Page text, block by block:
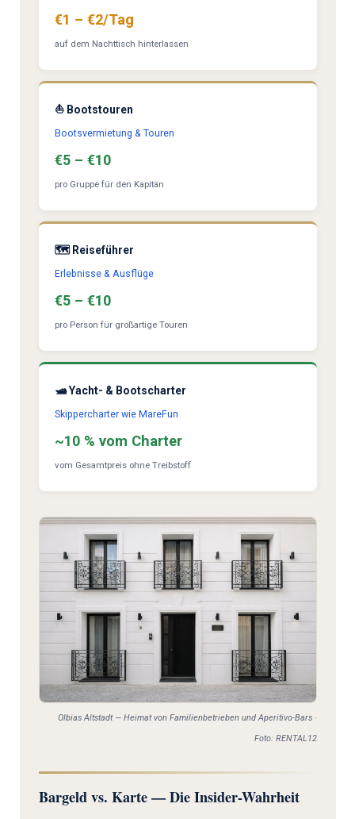
€1 – €2/Tag
auf dem Nachttisch hinterlassen
⛵ Bootstouren
Bootsvermietung & Touren
€5 – €10
pro Gruppe für den Kapitän
🗺️ Reiseführer
Erlebnisse & Ausflüge
€5 – €10
pro Person für großartige Touren
🛥️ Yacht- & Bootscharter
Skippercharter wie MareFun
~10 % vom Charter
vom Gesamtpreis ohne Treibstoff
Olbias Altstadt — Heimat von Familienbetrieben und Aperitivo-Bars ·
Foto: RENTAL12
Bargeld vs. Karte — Die Insider-Wahrheit